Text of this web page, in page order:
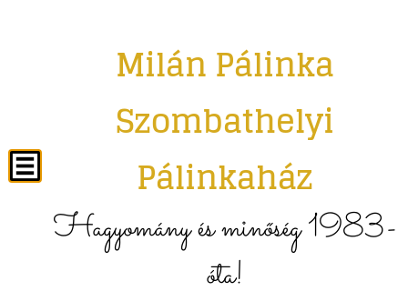
Milán Pálinka
Szombathelyi
Pálinkaház
Hagyomány és minőség 1983-
óta!